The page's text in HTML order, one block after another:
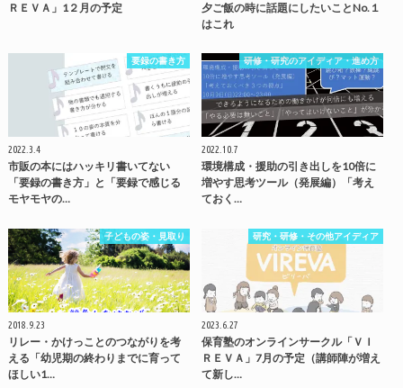
ＲＥＶＡ」1２月の予定
夕ご飯の時に話題にしたいことNo.１
はこれ
要録の書き方
2022.3.4
市販の本にはハッキリ書いてない
「要録の書き方」と「要録で感じる
モヤモヤの…
研修・研究のアイディア・進め方
2022.10.7
環境構成・援助の引き出しを10倍に
増やす思考ツール（発展編）「考え
ておく…
子どもの姿・見取り
2018.9.23
リレー・かけっことのつながりを考
える「幼児期の終わりまでに育って
ほしい1…
研究・研修・その他アイディア
2023.6.27
保育塾のオンラインサークル「ＶＩ
ＲＥＶＡ」7月の予定（講師陣が増え
て新し…